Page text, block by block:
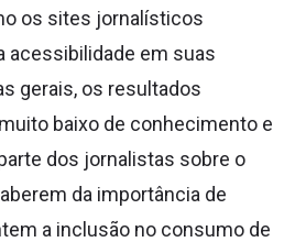
os sites jornalísticos
acessibilidade em suas
gerais, os resultados
baixo de conhecimento e
dos jornalistas sobre o
da importância de
a inclusão no consumo de